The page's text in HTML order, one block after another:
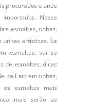
procurados e onde
Nesse
esmaltes, unhas,
unhas artísticas. Se
esmaltes, vai se
de esmaltes, dicas
nail art em unhas,
os esmaltes mais
mais serão as